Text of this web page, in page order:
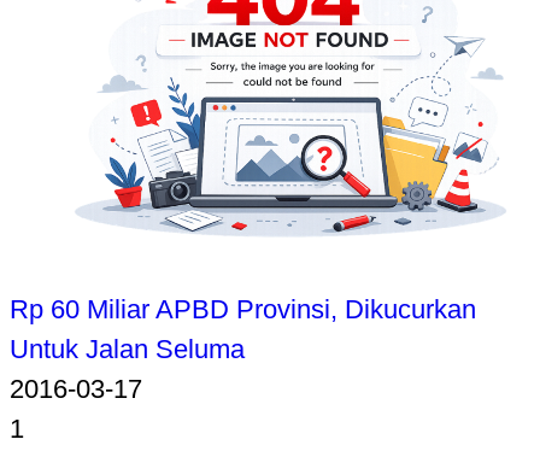
Rp 60 Miliar APBD Provinsi, Dikucurkan
Untuk Jalan Seluma
2016-03-17
1